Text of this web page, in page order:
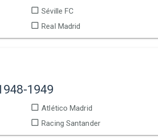
Séville FC
Real Madrid
1949
Atlético Madrid
Racing Santander